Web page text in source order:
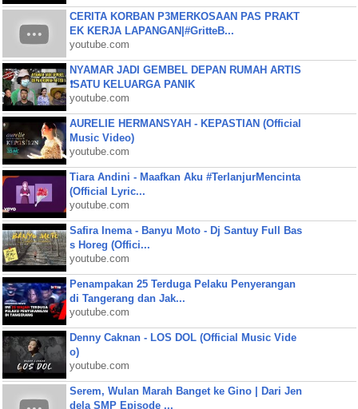
CERITA KORBAN P3MERKOSAAN PAS PRAKT
EK KERJA LAPANGAN|#GritteB...
youtube.com
NYAMAR JADI GEMBEL DEPAN RUMAH ARTIS
❗SATU KELUARGA PANIK
youtube.com
AURELIE HERMANSYAH - KEPASTIAN (Official
Music Video)
youtube.com
Tiara Andini - Maafkan Aku #TerlanjurMencinta
(Official Lyric...
youtube.com
Safira Inema - Banyu Moto - Dj Santuy Full Bas
s Horeg (Offici...
youtube.com
Penampakan 25 Terduga Pelaku Penyerangan
di Tangerang dan Jak...
youtube.com
Denny Caknan - LOS DOL (Official Music Vide
o)
youtube.com
Serem, Wulan Marah Banget ke Gino | Dari Jen
dela SMP Episode ...